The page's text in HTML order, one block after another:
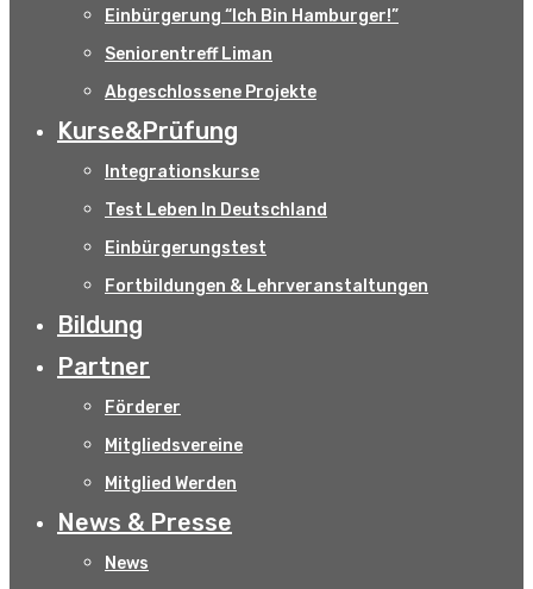
Einbürgerung “Ich Bin Hamburger!”
Seniorentreff Liman
Abgeschlossene Projekte
Kurse&Prüfung
Integrationskurse
Test Leben In Deutschland
Einbürgerungstest
Fortbildungen & Lehrveranstaltungen
Bildung
Partner
Förderer
Mitgliedsvereine
Mitglied Werden
News & Presse
News